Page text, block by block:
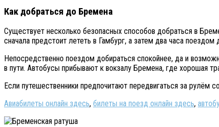
Как добраться до Бремена
Существует несколько безопасных способов добраться в
сначала предстоит лететь в Гамбург, а затем два часа поездом
Непосредственно поездом добираться спокойнее, да и
в пути. Автобусы прибывают к вокзалу Бремена, где хорошая
Если путешественники предпочитают передвигаться за рулём
Авиабилеты онлайн здесь, билеты на поезд онлайн здесь,